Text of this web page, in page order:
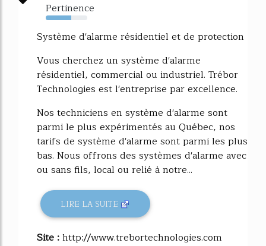
Pertinence
62%
Système d'alarme résidentiel et de protection
Vous cherchez un système d'alarme
résidentiel, commercial ou industriel. Trébor
Technologies est l'entreprise par excellence.
Nos techniciens en système d'alarme sont
parmi le plus expérimentés au Québec, nos
tarifs de système d'alarme sont parmi les plus
bas. Nous offrons des systèmes d'alarme avec
ou sans fils, local ou relié à notre...
LIRE LA SUITE
Site :http://www.trebortechnologies.com